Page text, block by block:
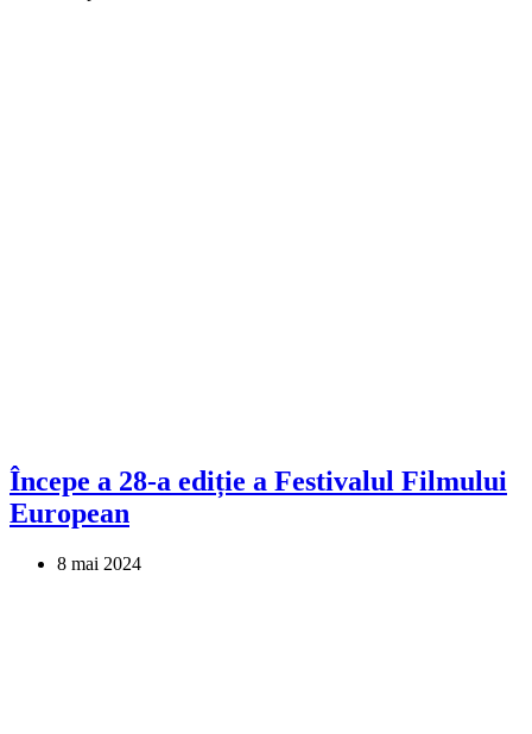
Începe a 28-a ediție a Festivalul Filmului
European
8 mai 2024